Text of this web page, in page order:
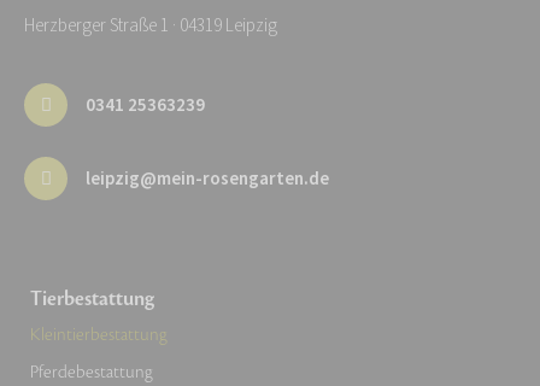
Herzberger Straße 1 · 04319 Leipzig
0341 25363239
leipzig@mein-rosengarten.de
Tierbestattung
Kleintierbestattung
Pferdebestattung